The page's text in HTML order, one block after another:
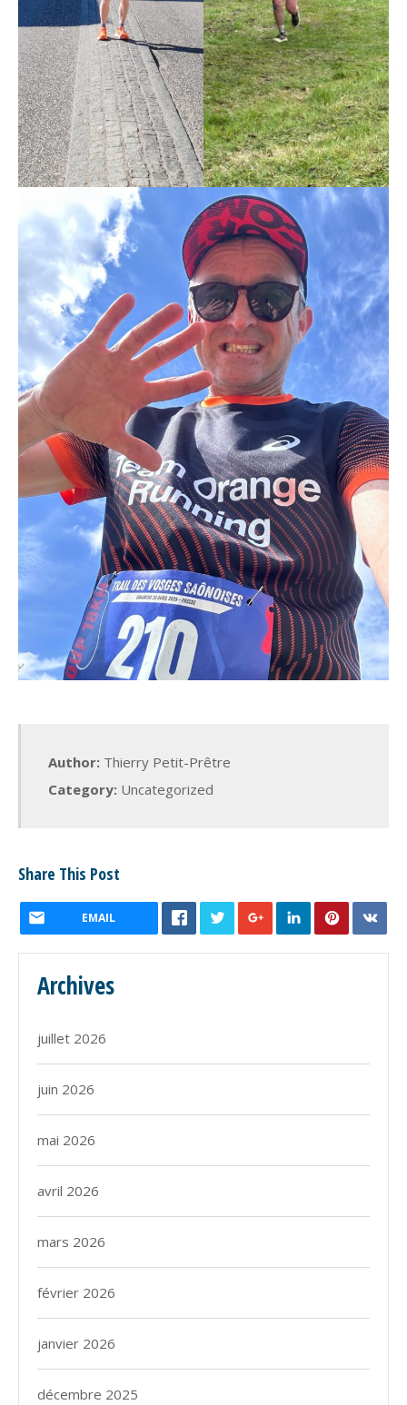
Author: Thierry Petit-Prêtre
Category: Uncategorized
Share This Post
EMAIL
Archives
juillet 2026
juin 2026
mai 2026
avril 2026
mars 2026
février 2026
janvier 2026
décembre 2025